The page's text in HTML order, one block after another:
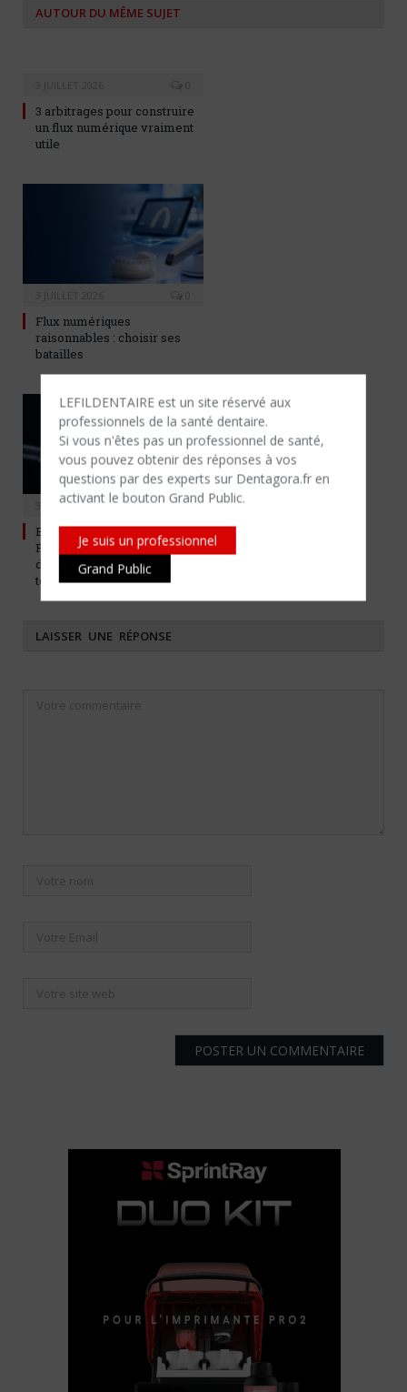
LEFILDENTAIRE est un site réservé aux
professionnels de la santé dentaire.
Si vous n'êtes​ pas un professionnel de santé,
vous pouvez obtenir des réponses à vos
questions par des experts sur Dentagora.fr en
activant le bouton Grand Public.
Je suis un professionnel
Grand Public
AUTOUR DU MÊME SUJET
3 arbitrages pour construire
un flux numérique vraiment
utile
Flux numériques
raisonnables : choisir ses
batailles
3 JUILLET 2026 0
Bone smashing : la
Fédération Française
d’Orthodontie alerte sur une
tendance virale dangereuse
LAISSER UNE RÉPONSE